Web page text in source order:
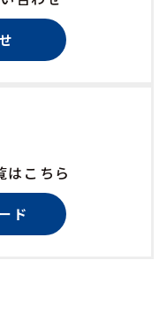
はこちら
ド